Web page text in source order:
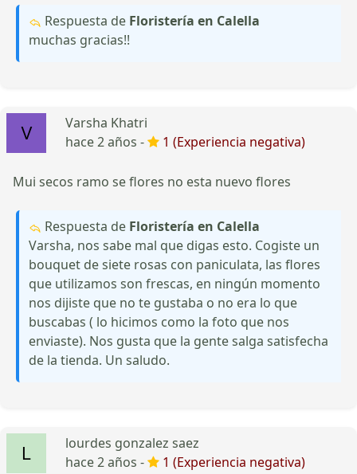
Respuesta de Floristería en Calella
muchas gracias!!
Varsha Khatri
hace 2 años -
1 (Experiencia negativa)
Mui secos ramo se flores no esta nuevo flores
Respuesta de Floristería en Calella
Varsha, nos sabe mal que digas esto. Cogiste un
bouquet de siete rosas con paniculata, las flores
que utilizamos son frescas, en ningún momento
nos dijiste que no te gustaba o no era lo que
buscabas ( lo hicimos como la foto que nos
enviaste). Nos gusta que la gente salga satisfecha
de la tienda. Un saludo.
lourdes gonzalez saez
hace 2 años -
1 (Experiencia negativa)